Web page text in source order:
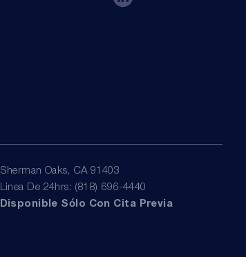
Sherman Oaks, CA 91403
Linea De 24hrs: (818) 696-4440
Disponible Sólo Con Cita Previa